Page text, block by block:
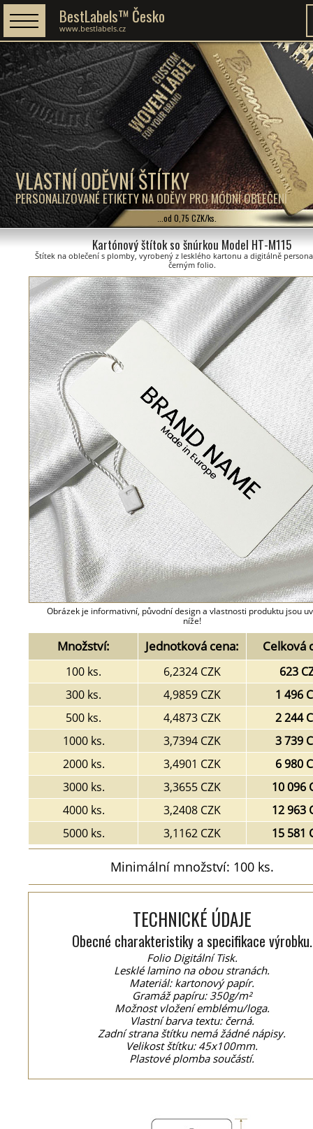
VLASTNÍ ODĚVNÍ ŠTÍTKY
PERSONALIZOVANÉ ETIKETY NA ODĚVY PRO MÓDNÍ OBLEČENÍ
BestLabels™ Česko
www.bestlabels.cz
...od 0,75 CZK/ks.
Kartónový štítok so šnúrkou Model HT-M115
Štítek na oblečení s plomby, vyrobený z lesklého kartonu a digitálně
černým folio.
Obrázek je informativní, původní design a vlastnosti produktu jsou
níže!
Množství: Jednotková cena: Celková
100 ks. 6,2324 CZK
623
300 ks.
4,9859 CZK
1 496
500 ks.
4,4873 CZK
2 244
1000 ks.
3,7394 CZK
3 739
2000 ks.
3,4901 CZK
6 980
3000 ks.
3,3655 CZK
10 096
4000 ks.
3,2408 CZK
12 963
5000 ks.
3,1162 CZK 15 581
Minimální množství: 100 ks.
TECHNICKÉ ÚDAJE
Obecné charakteristiky a specifikace výrobku.
Folio Digitální Tisk.
Lesklé lamino na obou stranách.
Materiál: kartonový papír.
Gramáž papíru: 350g/m²
Možnost vložení emblému/loga.
Vlastní barva textu: černá.
Zadní strana štítku nemá žádné nápisy.
Velikost štítku: 45x100mm.
Plastové plomba součástí.